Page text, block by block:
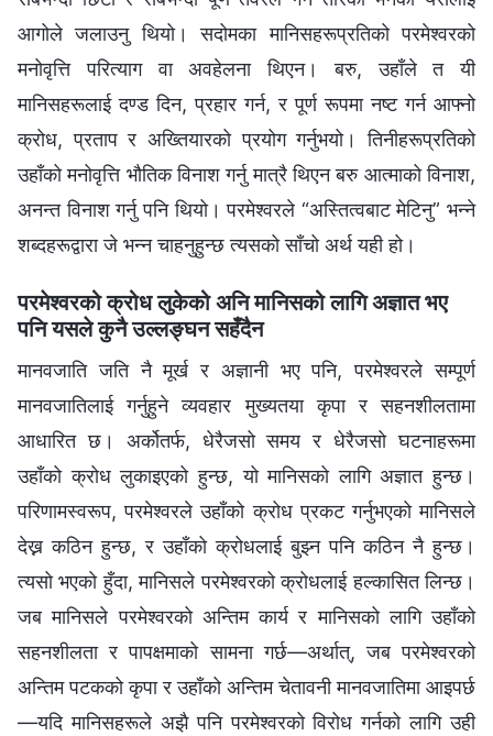
आगोले जलाउनु थियो। सदोमका मानिसहरूप्रतिको परमेश्‍वरको
मनोवृत्ति परित्याग वा अवहेलना थिएन। बरु, उहाँले त यी
मानिसहरूलाई दण्ड दिन, प्रहार गर्न, र पूर्ण रूपमा नष्ट गर्न आफ्‍नो
क्रोध, प्रताप र अख्‍तियारको प्रयोग गर्नुभयो। तिनीहरूप्रतिको
उहाँको मनोवृत्ति भौतिक विनाश गर्नु मात्रै थिएन बरु आत्माको विनाश,
अनन्त विनाश गर्नु पनि थियो। परमेश्‍वरले “अस्तित्वबाट मेटिनु” भन्‍ने
शब्‍दहरूद्वारा जे भन्‍न चाहनुहुन्छ त्यसको साँचो अर्थ यही हो।
परमेश्‍वरको क्रोध लुकेको अनि मानिसको लागि अज्ञात भए
पनि यसले कुनै उल्‍लङ्घन सहँदैन
मानवजाति जति नै मूर्ख र अज्ञानी भए पनि, परमेश्‍वरले सम्पूर्ण
मानवजातिलाई गर्नुहुने व्यवहार मुख्यतया कृपा र सहनशीलतामा
आधारित छ। अर्कोतर्फ, धेरैजसो समय र धेरैजसो घटनाहरूमा
उहाँको क्रोध लुकाइएको हुन्छ, यो मानिसको लागि अज्ञात हुन्छ।
परिणामस्वरूप, परमेश्‍वरले उहाँको क्रोध प्रकट गर्नुभएको मानिसले
देख्न कठिन हुन्छ, र उहाँको क्रोधलाई बुझ्‍न पनि कठिन नै हुन्छ।
त्यसो भएको हुँदा, मानिसले परमेश्‍वरको क्रोधलाई हल्‍कासित लिन्छ।
जब मानिसले परमेश्‍वरको अन्तिम कार्य र मानिसको लागि उहाँको
सहनशीलता र पापक्षमाको सामना गर्छ—अर्थात्, जब परमेश्‍वरको
अन्तिम पटकको कृपा र उहाँको अन्तिम चेतावनी मानवजातिमा आइपर्छ
—यदि मानिसहरूले अझै पनि परमेश्‍वरको विरोध गर्नको लागि उही